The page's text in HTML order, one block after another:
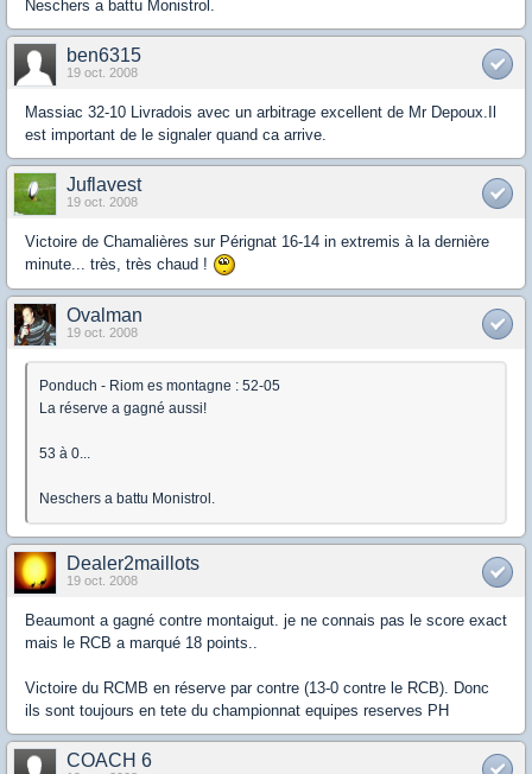
Neschers a battu Monistrol.
ben6315
19 oct. 2008
Massiac 32-10 Livradois avec un arbitrage excellent de Mr Depoux.Il
est important de le signaler quand ca arrive.
Juflavest
19 oct. 2008
Victoire de Chamalières sur Pérignat 16-14 in extremis à la dernière
minute... très, très chaud !
Ovalman
19 oct. 2008
Ponduch - Riom es montagne : 52-05
La réserve a gagné aussi!
53 à 0...
Neschers a battu Monistrol.
Dealer2maillots
19 oct. 2008
Beaumont a gagné contre montaigut. je ne connais pas le score exact
mais le RCB a marqué 18 points..
Victoire du RCMB en réserve par contre (13-0 contre le RCB). Donc
ils sont toujours en tete du championnat equipes reserves PH
COACH 6